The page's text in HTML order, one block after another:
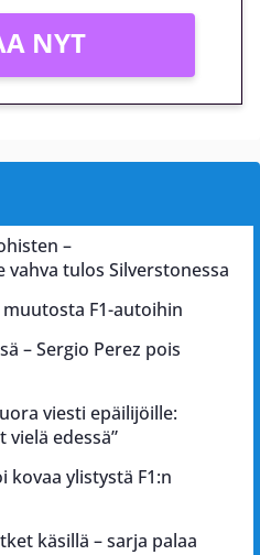
NYT
–
tulos Silverstonessa
F1-autoihin
– Sergio Perez pois
viesti epäilijöille:
vielä edessä”
kovaa ylistystä F1:n
käsillä – sarja palaa